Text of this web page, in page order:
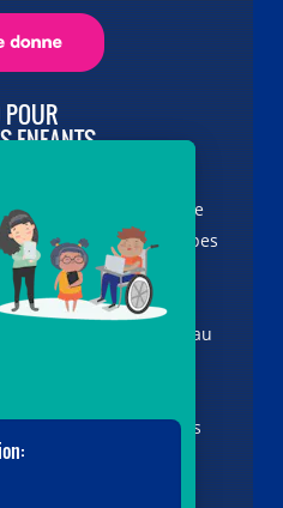
ENFANTS
de la campagne majeure
conduisons les équipes
les opportunités de la
nouvelles technologies
enfant, où qu’il soit au
unissons nos forces
avec nous.